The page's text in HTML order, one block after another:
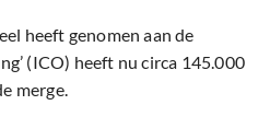
heeft genomen aan de
(ICO) heeft nu circa 145.000
merge.